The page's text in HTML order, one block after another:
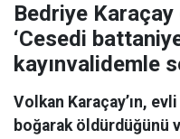
Bedriye
‘Cesedi
kayınvalidemle
Volkan Karaçay’ın,
boğarak öldürdüğünü